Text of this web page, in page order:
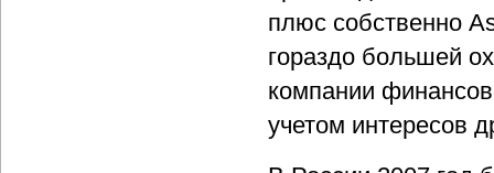
плюс собственно
гораздо большей
компании
учетом интересов